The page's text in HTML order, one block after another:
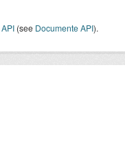
API (see Documente API).